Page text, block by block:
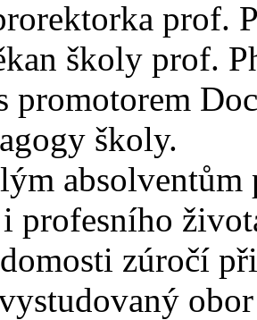
prof.
školy prof.
promotorem
školy.
profesního
zúročí